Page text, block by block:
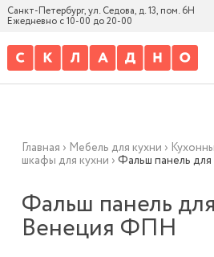
Санкт-Петербург, ул. Седова, д. 13, пом. 6Н
Ежедневно с 10-00 до 20-00
Главная › Мебель для кухни ›
шкафы для кухни › Фальш панель
Фальш панель
Венеция ФПН